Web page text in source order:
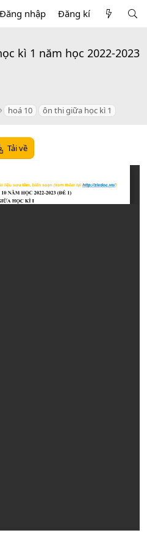
Đăng nhập Đăng kí
kì 1 năm học 2022-2023
T hoá 10 ôn thi giữa học kì 1
Tải về